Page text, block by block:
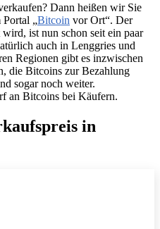
Dann heißen wir Sie
„Bitcoin vor Ort“. Der
ist nun schon seit ein paar
auch in Lenggries und
Regionen gibt es inzwischen
die Bitcoins zur Bezahlung
sogar noch weiter.
an Bitcoins bei Käufern.
in